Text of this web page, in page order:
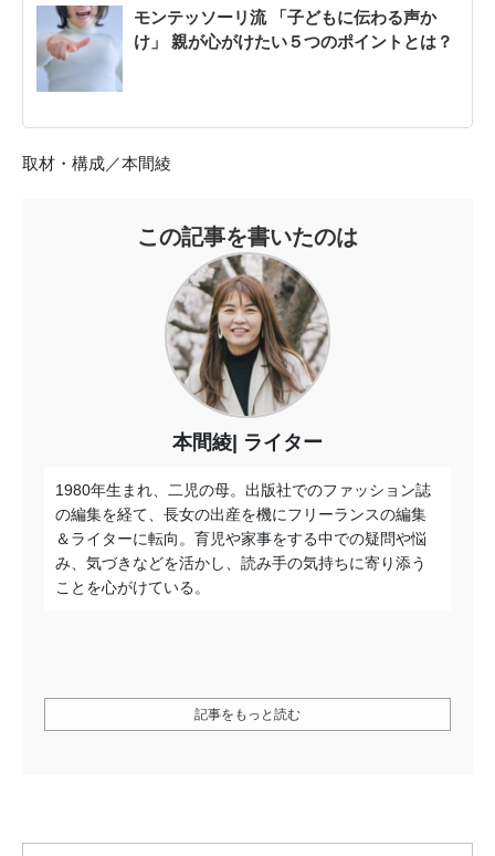
モンテッソーリ流 「子どもに伝わる声か
け」 親が心がけたい５つのポイントとは？
取材・構成／本間綾
この記事を書いたのは
本間綾 ライター
1980年生まれ、二児の母。出版社でのファッション誌
の編集を経て、長女の出産を機にフリーランスの編集
＆ライターに転向。育児や家事をする中での疑問や悩
み、気づきなどを活かし、読み手の気持ちに寄り添う
ことを心がけている。
記事をもっと読む